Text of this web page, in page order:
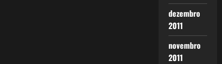
dezembro
2011
novembro
2011